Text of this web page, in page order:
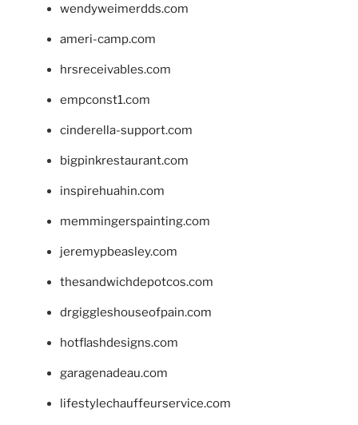
wendyweimerdds.com
ameri-camp.com
hrsreceivables.com
empconst1.com
cinderella-support.com
bigpinkrestaurant.com
inspirehuahin.com
memmingerspainting.com
jeremypbeasley.com
thesandwichdepotcos.com
drgiggleshouseofpain.com
hotflashdesigns.com
garagenadeau.com
lifestylechauffeurservice.com